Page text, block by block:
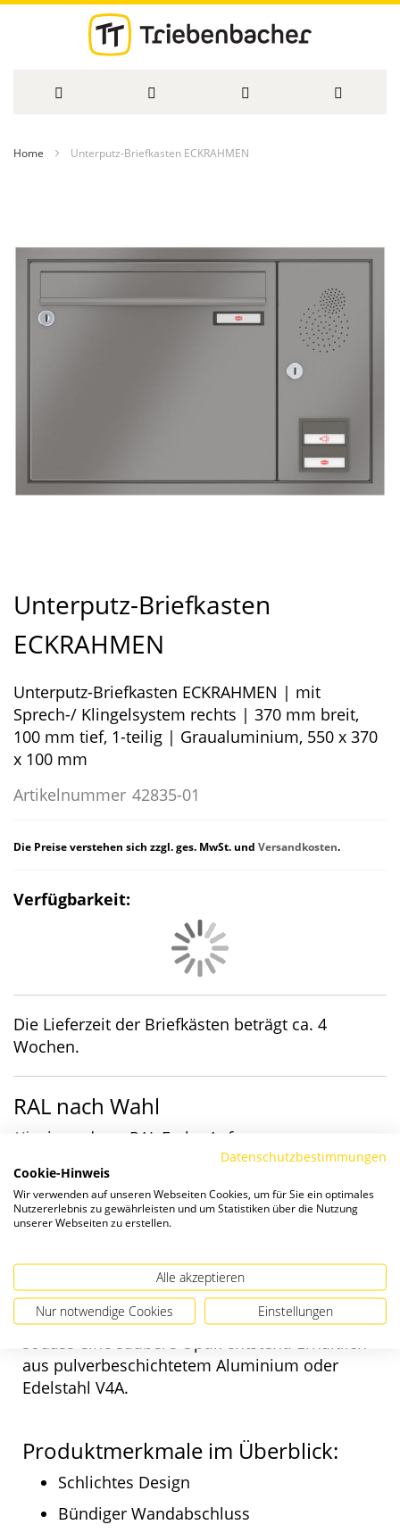
Home Unterputz-Briefkasten ECKRAHMEN
Bildergalerie
der
Bildergalerie
springen
Unterputz-Briefkasten
ECKRAHMEN
Unterputz-Briefkasten ECKRAHMEN | mit
Sprech-/ Klingelsystem rechts | 370 mm breit,
100 mm tief, 1-teilig | Graualuminium, 550 x 370
x 100 mm
Artikelnummer 42835-01
Die Preise verstehen sich zzgl. ges. MwSt. und Versandkosten.
Verfügbarkeit:
Die Lieferzeit der Briefkästen beträgt ca. 4
Wochen.
RAL nach Wahl
Hier in anderer RAL Farbe Anfragen
Details
Unterputz-Briefkasten
ECKRAHMEN
Der Eckrahmen überzeugt mit schlichtem
Design zu einem günstigen Preis. Die
Maueraussparung wird umfangreich verdeckt,
sodass eine saubere Optik entsteht. Erhältlich
aus pulverbeschichtetem Aluminium oder
Edelstahl V4A.
Produktmerkmale im Überblick:
Schlichtes Design
Bündiger Wandabschluss
Datenschutzbestimmungen
Cookie-Hinweis
Wir verwenden auf unseren Webseiten Cookies, um für Sie ein optimales
Nutzererlebnis zu gewährleisten und um Statistiken über die Nutzung
unserer Webseiten zu erstellen.
Alle akzeptieren
Nur notwendige Cookies Einstellungen